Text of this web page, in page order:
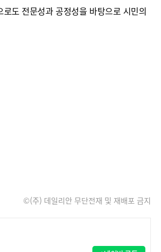
도 전문성과 공정성을 바탕으로 시민의
©(주) 데일리안 무단전재 및 재배포 금지